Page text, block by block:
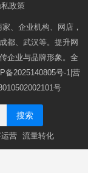
政策
、企业机构、网店，
都、武汉等。提升网
企业与品牌形象。全
备2025140805号-1|营
号
搜索
营 流量转化